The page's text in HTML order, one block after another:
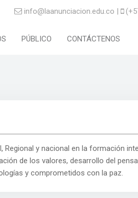
info@laanunciacion.edu.co |
PÚBLICO CONTÁCTENOS
Regional y nacional en la formación
de los valores, desarrollo del
y comprometidos con la paz.